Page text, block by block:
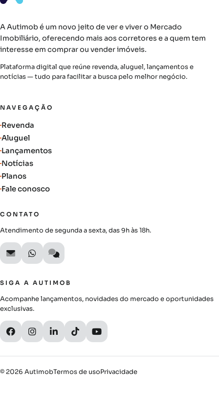
A Autimob é um novo jeito de ver e viver o Mercado
Imobiliário, oferecendo mais aos corretores e a quem tem
interesse em comprar ou vender imóveis.
Plataforma digital que reúne revenda, aluguel, lançamentos e
notícias — tudo para facilitar a busca pelo melhor negócio.
NAVEGAÇÃO
Revenda
Aluguel
Lançamentos
Notícias
Planos
Fale conosco
CONTATO
Atendimento de segunda a sexta, das 9h às 18h.
SIGA A AUTIMOB
Acompanhe lançamentos, novidades do mercado e oportunidades
exclusivas.
© 2026 AutimobTermos de usoPrivacidade